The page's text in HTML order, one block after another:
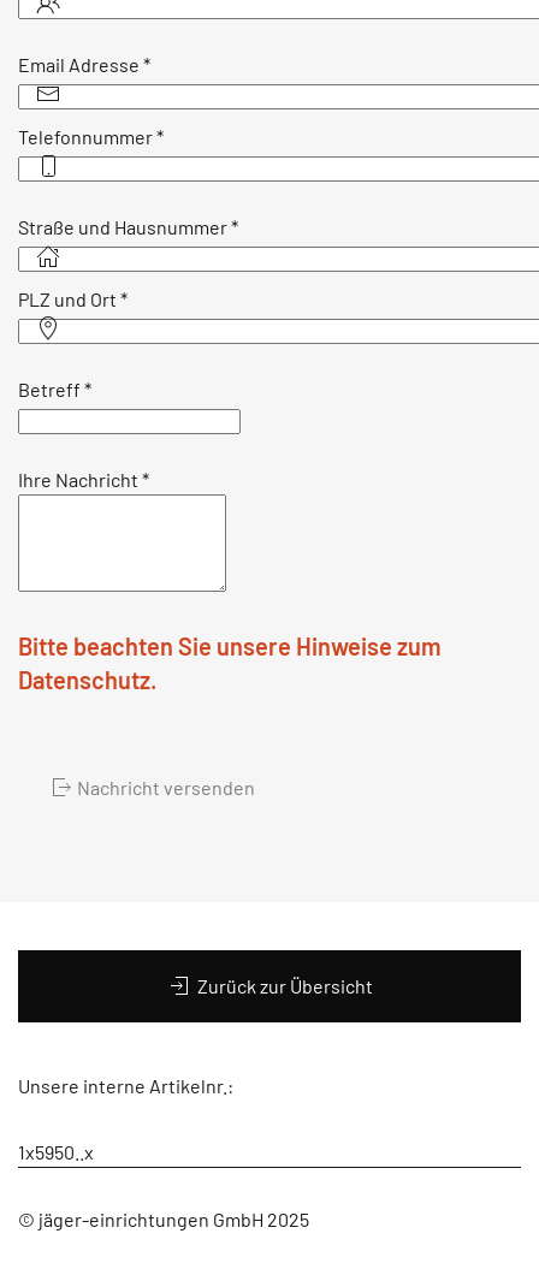
Email Adresse *
Telefonnummer*
Straße und Hausnummer*
PLZ und Ort *
Betreff *
Ihre Nachricht *
Bitte beachten Sie unsere Hinweise zum
Datenschutz.
Nachricht versenden
Zurück zur Übersicht
Unsere interne Artikelnr.:
1x5950..x
© jäger-einrichtungen GmbH 2025